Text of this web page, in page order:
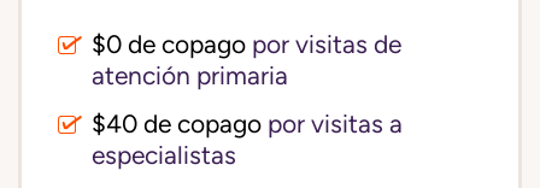
$0 de copago por visitas de
atención primaria
$40 de copago por visitas a
especialistas